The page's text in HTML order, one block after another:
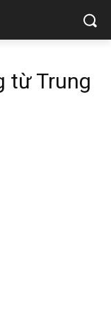
từ Trung